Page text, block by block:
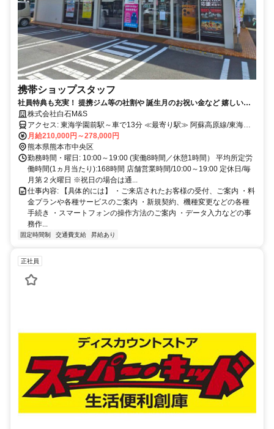
携帯ショップスタッフ
社員特典も充実！ 提携ジム等の社割や 誕生月のお祝い金など 嬉しい制
度あり♪ 連休取得や土日休みも相談OK◎
株式会社白石M&S
アクセス: 東海学園前駅～車で13分 ≪最寄り駅≫ 阿蘇高原線/東海学
園前駅
月給210,000円～278,000円
熊本県熊本市中央区
勤務時間・曜日: 10:00～19:00 (実働8時間／休憩1時間） 平均所定労
働時間(1ヵ月当たり):168時間 店舗営業時間/10:00～19:00 定休日/毎
月第２火曜日 ※祝日の場合は通...
仕事内容: 【具体的には】 ・ご来店されたお客様の受付、ご案内 ・料
金プランや各種サービスのご案内 ・新規契約、機種変更などの各種
手続き ・スマートフォンの操作方法のご案内 ・データ入力などの事
務作...
固定時間制 交通費支給 昇給あり
正社員